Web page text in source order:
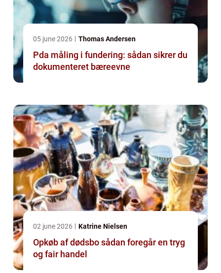
05 june 2026 Thomas Andersen
Pda måling i fundering: sådan sikrer du
dokumenteret bæreevne
02 june 2026 Katrine Nielsen
Opkøb af dødsbo sådan foregår en tryg
og fair handel